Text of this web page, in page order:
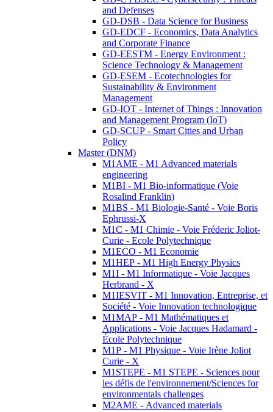
and Defenses
GD-DSB - Data Science for Business
GD-EDCF - Economics, Data Analytics
and Corporate Finance
GD-EESTM - Energy Environment :
Science Technology & Management
GD-ESEM - Ecotechnologies for
Sustainability & Environment
Management
GD-IOT - Internet of Things : Innovation
and Management Program (IoT)
GD-SCUP - Smart Cities and Urban
Policy
Master (DNM)
M1AME - M1 Advanced materials
engineering
M1BI - M1 Bio-informatique (Voie
Rosalind Franklin)
M1BS - M1 Biologie-Santé - Voie Boris
Ephrussi-X
M1C - M1 Chimie - Voie Fréderic Joliot-
Curie - Ecole Polytechnique
M1ECO - M1 Economie
M1HEP - M1 High Energy Physics
M1I - M1 Informatique - Voie Jacques
Herbrand - X
M1IESVIT - M1 Innovation, Entreprise, et
Société - Voie Innovation technologique
M1MAP - M1 Mathématiques et
Applications - Voie Jacques Hadamard -
École Polytechnique
M1P - M1 Physique - Voie Irène Joliot
Curie - X
M1STEPE - M1 STEPE - Sciences pour
les défis de l'environnement/Sciences for
environmentals challenges
M2AME - Advanced materials